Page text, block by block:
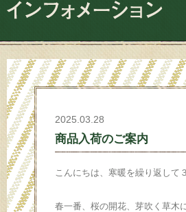
2025.03.28
商品入荷のご案内
こんにちは、寒暖を繰り返して
春一番、桜の開花、芽吹く草木